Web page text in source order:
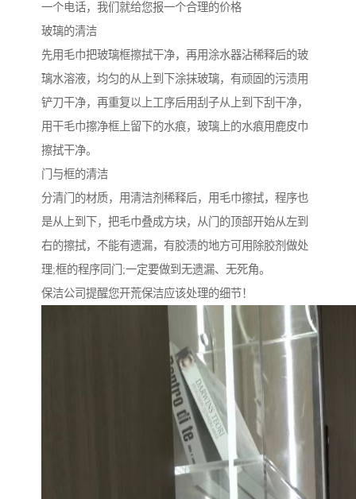
一个电话，我们就给您报一个合理的价格
玻璃的清洁
先用毛巾把玻璃框擦拭干净，再用涂水器沾稀释后的玻
璃水溶液，均匀的从上到下涂抹玻璃，有顽固的污渍用
铲刀干净，再重复以上工序后用刮子从上到下刮干净，
用干毛巾擦净框上留下的水痕，玻璃上的水痕用鹿皮巾
擦拭干净。
门与框的清洁
分清门的材质，用清洁剂稀释后，用毛巾擦拭，程序也
是从上到下，把毛巾叠成方块，从门的顶部开始从左到
右的擦拭，不能有遗漏，有胶渍的地方可用除胶剂做处
理;框的程序同门;一定要做到无遗漏、无死角。
保洁公司提醒您开荒保洁应该处理的细节！